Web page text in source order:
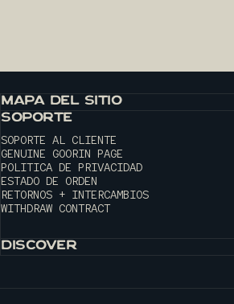
MAPA DEL SITIO
SOPORTE
SOPORTE AL CLIENTE
GENUINE GOORIN PAGE
POLITICA DE PRIVACIDAD
ESTADO DE ORDEN
RETORNOS + INTERCAMBIOS
WITHDRAW CONTRACT
DISCOVER